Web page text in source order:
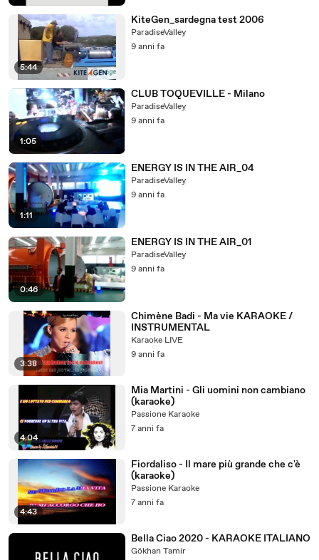
5:44
KiteGen_sardegna test 2006
ParadiseValley
9 anni fa
1:05
CLUB TOQUEVILLE - Milano
ParadiseValley
9 anni fa
1:11
ENERGY IS IN THE AIR_04
ParadiseValley
9 anni fa
0:46
ENERGY IS IN THE AIR_01
ParadiseValley
9 anni fa
3:38
Chimène Badi - Ma vie KARAOKE /
INSTRUMENTAL
Karaoke LIVE
9 anni fa
4:04
Mia Martini - Gli uomini non cambiano
(karaoke)
Passione Karaoke
7 anni fa
4:43
Fiordaliso - Il mare più grande che c'è
(karaoke)
Passione Karaoke
7 anni fa
Bella Ciao 2020 - KARAOKE ITALIANO
Gökhan Tamir